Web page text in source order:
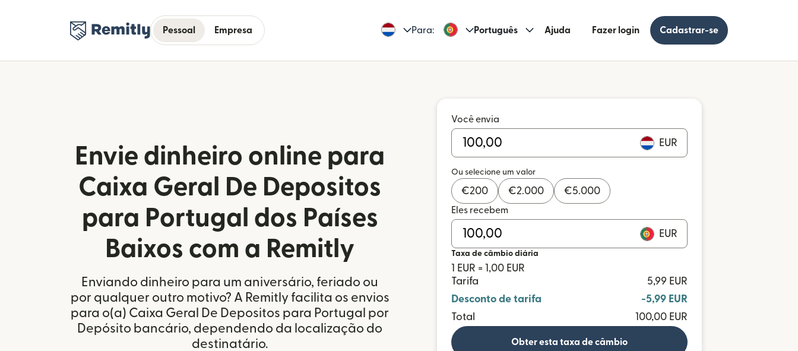
Pessoal Empresa Para: Português Ajuda Fazer login Cadastrar-se
Envie dinheiro online para
Caixa Geral De Depositos
para Portugal dos Países
Baixos com a Remitly
Enviando dinheiro para um aniversário, feriado ou
por qualquer outro motivo? A Remitly facilita os envios
para o(a) Caixa Geral De Depositos para Portugal por
Depósito bancário, dependendo da localização do
destinatário.
Você envia
EUR
Ou selecione um valor
€200 €2.000 €5.000
Eles recebem
EUR
Taxa de câmbio diária
1 EUR = 1,00 EUR
Tarifa
5,99 EUR
Desconto de tarifa
-5,99 EUR
Total
100,00 EUR
Obter esta taxa de câmbio